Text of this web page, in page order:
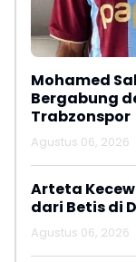
Mohamed
Bergabung
Trabzonspor
Agustus 06, 2026
Arteta
dari Betis di
Agustus 06, 2026